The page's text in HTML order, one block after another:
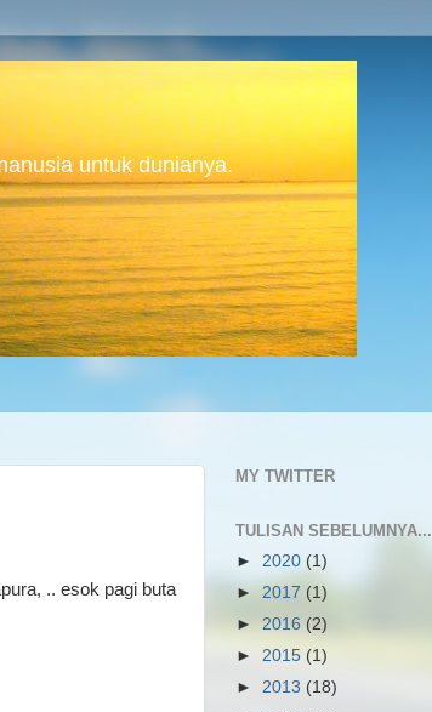
untuk dunianya.
.. esok pagi buta
MY TWITTER
TULISAN SEBELUMNYA...
► 2020 (1)
► 2017 (1)
► 2016 (2)
► 2015 (1)
► 2013 (18)